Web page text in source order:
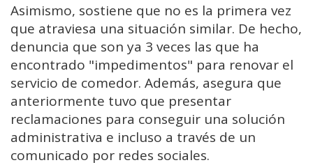
Asimismo, sostiene que no es la primera vez
que atraviesa una situación similar. De hecho,
denuncia que son ya 3 veces las que ha
encontrado "impedimentos" para renovar el
servicio de comedor. Además, asegura que
anteriormente tuvo que presentar
reclamaciones para conseguir una solución
administrativa e incluso a través de un
comunicado por redes sociales.